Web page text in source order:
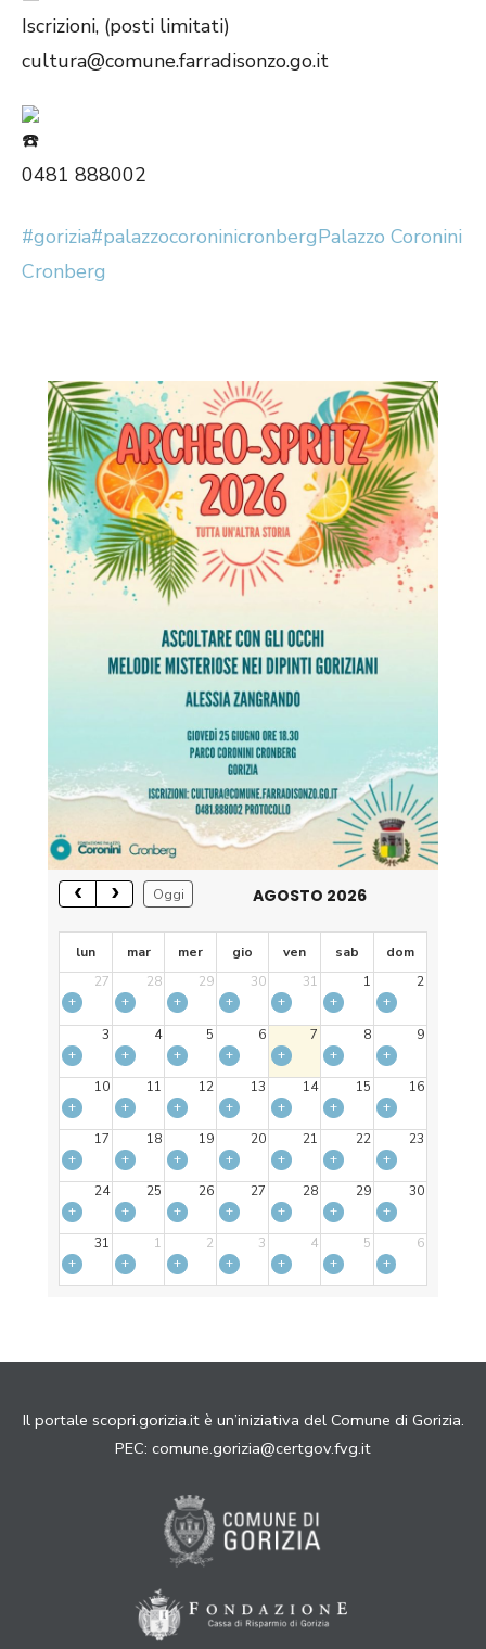
Iscrizioni, (posti limitati)
cultura@comune.farradisonzo.go.it
0481 888002
#gorizia#palazzocoroninicronbergPalazzo Coronini
Cronberg
Oggi AGOSTO 2026
lun mar mer gio ven sab
dom
27
28 29 30 31 1
2
+
+ + + + +
+
3
4 5 6 7 8
9
+
+ + + + +
+
10
11 12 13 14 15
16
+
+ + + + +
+
17
18 19 20 21 22
23
+
+ + + + +
+
24
25 26 27 28 29
30
+
+ + + + +
+
31
1 2 3 4 5
6
+
+ + + + + +
Il portale scopri.gorizia.it è un’iniziativa del Comune di Gorizia.
PEC: comune.gorizia@certgov.fvg.it